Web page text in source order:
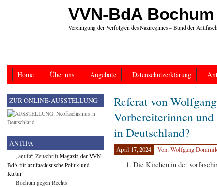
VVN-BdA Bochum
Vereinigung der Verfolgten des Naziregimes – Bund der
Home Über uns Angebote Datenschutzerklärung
Referat von
Vorbereiterinnen
in Deutschland?
April 17, 2024 Von: Wolfgang
Die Kirchen in der
ZUR ONLINE-AUSSTELLUNG
ANTIFA
„antifa“-Zeitschrift Magazin der VVN-
BdA für antifaschistische Politik und
Kultur
Bochum gegen Rechts